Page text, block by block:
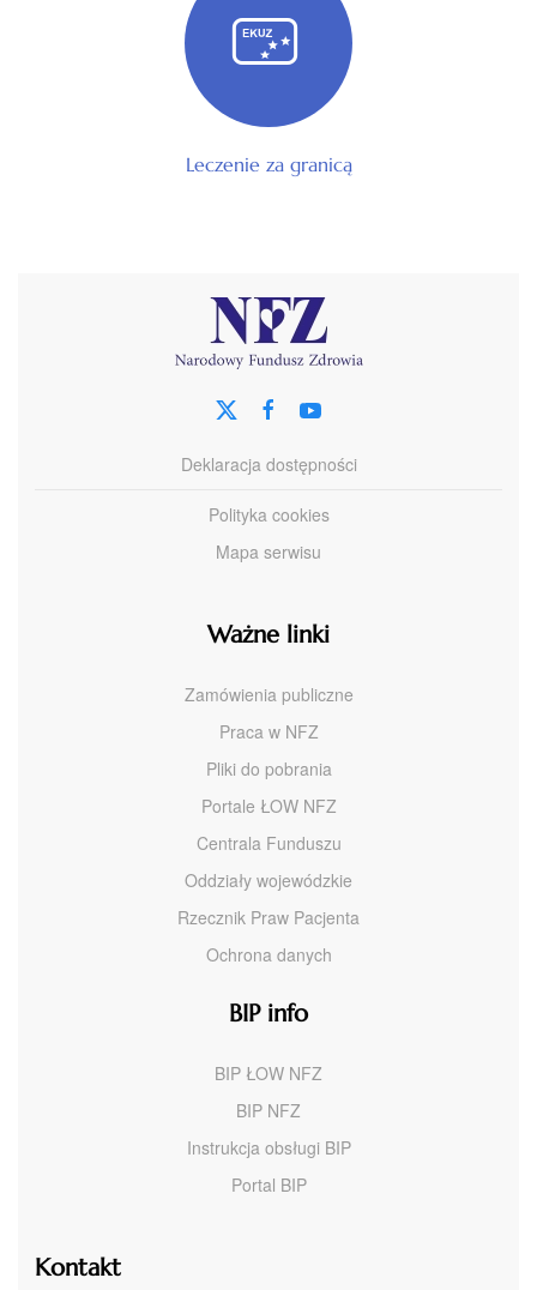
Leczenie za granicą
Deklaracja dostępności
Polityka cookies
Mapa serwisu
Ważne linki
Zamówienia publiczne
Praca w NFZ
Pliki do pobrania
Portale ŁOW NFZ
Centrala Funduszu
Oddziały wojewódzkie
Rzecznik Praw Pacjenta
Ochrona danych
BIP info
BIP ŁOW NFZ
BIP NFZ
Instrukcja obsługi BIP
Portal BIP
Kontakt